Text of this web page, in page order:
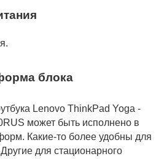
блока
Lenovo ThinkPad Yoga -
может быть исполнено в
Какие-то более удобны для
для стационарного